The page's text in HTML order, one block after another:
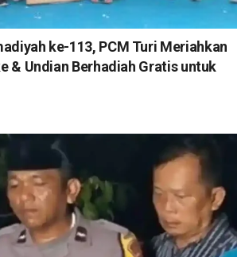
ke-113, PCM Turi Meriahkan
& Undian Berhadiah Gratis untuk